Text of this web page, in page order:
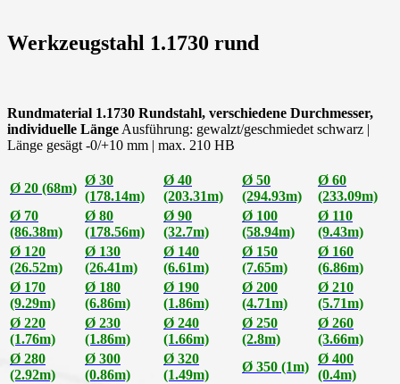
Werkzeugstahl 1.1730 rund
Rundmaterial 1.1730 Rundstahl, verschiedene Durchmesser,
individuelle Länge Ausführung: gewalzt/geschmiedet schwarz |
Länge gesägt -0/+10 mm | max. 210 HB
Ø 20 (68m)
Ø 30
(178.14m)
Ø 40
(203.31m)
Ø 50
(294.93m)
Ø 60
(233.09m)
Ø 70
(86.38m)
Ø 80
(178.56m)
Ø 90
(32.7m)
Ø 100
(58.94m)
Ø 110
(9.43m)
Ø 120
(26.52m)
Ø 130
(26.41m)
Ø 140
(6.61m)
Ø 150
(7.65m)
Ø 160
(6.86m)
Ø 170
(9.29m)
Ø 180
(6.86m)
Ø 190
(1.86m)
Ø 200
(4.71m)
Ø 210
(5.71m)
Ø 220
(1.76m)
Ø 230
(1.86m)
Ø 240
(1.66m)
Ø 250
(2.8m)
Ø 260
(3.66m)
Ø 280
(2.92m)
Ø 300
(0.86m)
Ø 320
(1.49m)
Ø 350 (1m)
Ø 400
(0.4m)